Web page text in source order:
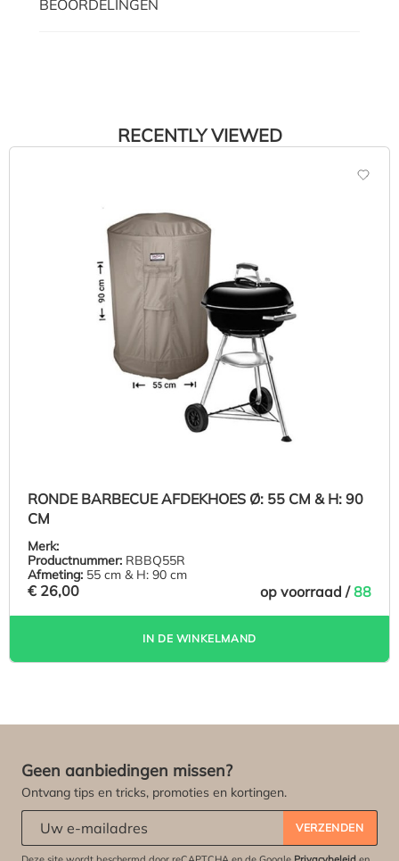
BEOORDELINGEN
RECENTLY VIEWED
RONDE BARBECUE AFDEKHOES Ø: 55 CM & H: 90
CM
Merk:
Productnummer: RBBQ55R
Afmeting: 55 cm & H: 90 cm
€ 26,00 op voorraad /88
IN DE WINKELMAND
Geen aanbiedingen missen?
Ontvang tips en tricks, promoties en kortingen.
VERZENDEN